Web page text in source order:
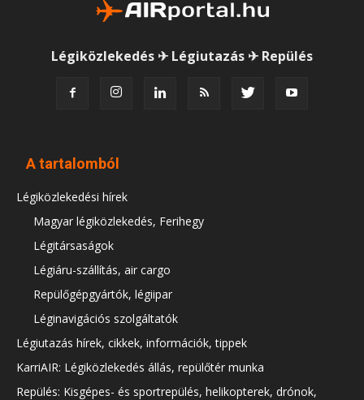
Légiközlekedés ✈ Légiutazás ✈ Repülés
A tartalomból
Légiközlekedési hírek
Magyar légiközlekedés, Ferihegy
Légitársaságok
Légiáru-szállítás, air cargo
Repülőgépgyártók, légiipar
Léginavigációs szolgáltatók
Légiutazás hírek, cikkek, információk, tippek
KarriAIR: Légiközlekedés állás, repülőtér munka
Repülés: Kisgépes- és sportrepülés, helikopterek, drónok,